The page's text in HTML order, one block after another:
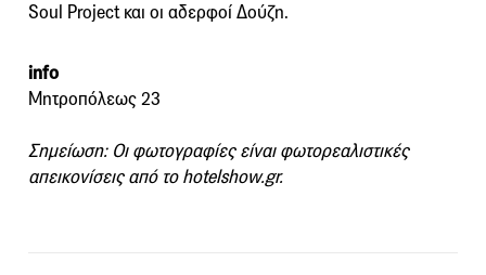
Soul Project και οι αδερφοί Δούζη.
info
Μητροπόλεως 23
Σημείωση: Οι φωτογραφίες είναι φωτορεαλιστικές
απεικονίσεις από το hotelshow.gr.